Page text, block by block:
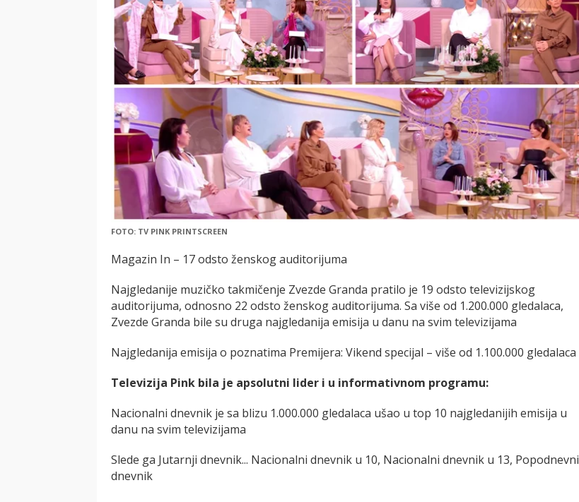
FOTO: TV PINK PRINTSCREEN
Magazin In – 17 odsto ženskog auditorijuma
Najgledanije muzičko takmičenje Zvezde Granda pratilo je 19 odsto televizijskog
auditorijuma, odnosno 22 odsto ženskog auditorijuma. Sa više od 1.200.000 gledalaca,
Zvezde Granda bile su druga najgledanija emisija u danu na svim televizijama
Najgledanija emisija o poznatima Premijera: Vikend specijal – više od 1.100.000 gledalaca
Televizija Pink bila je apsolutni lider i u informativnom programu:
Nacionalni dnevnik je sa blizu 1.000.000 gledalaca ušao u top 10 najgledanijih emisija u
danu na svim televizijama
Slede ga Jutarnji dnevnik... Nacionalni dnevnik u 10, Nacionalni dnevnik u 13, Popodnevni
dnevnik